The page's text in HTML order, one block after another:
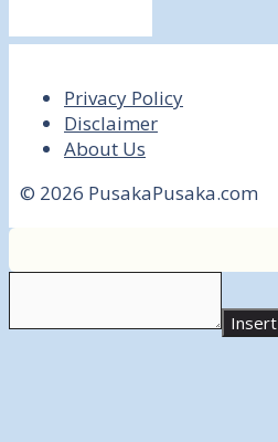
Privacy Policy
Disclaimer
About Us
© 2026 PusakaPusaka.com
Insert